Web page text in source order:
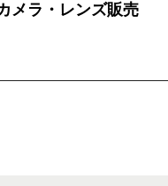
メラ・レンズ販売